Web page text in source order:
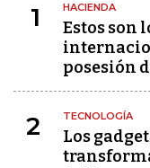
1 HACIENDA
Estos son
posesión
2 TECNOLOGÍA
Los